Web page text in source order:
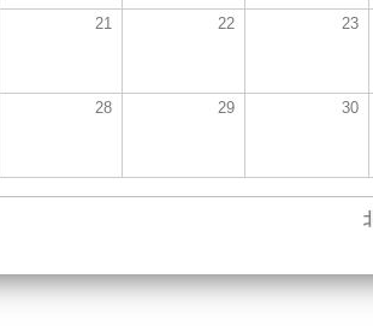
21 22 23
28 29 30